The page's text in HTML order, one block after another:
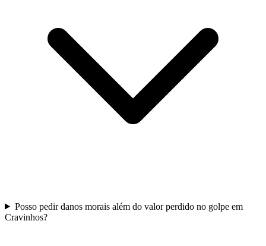
Posso pedir danos morais além do valor perdido no golpe em
Cravinhos?